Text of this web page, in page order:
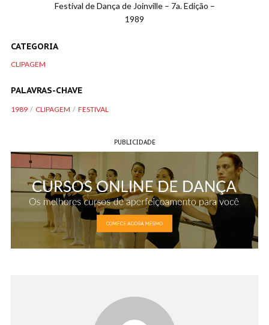
Festival de Dança de Joinville – 7a. Edição –
1989
CATEGORIA
CLIPAGEM
PALAVRAS-CHAVE
1989 CLIPAGEM FESTIVAL
PUBLICIDADE